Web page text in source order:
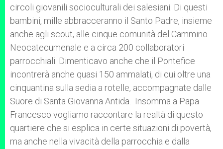
circoli giovanili socioculturali dei salesiani. Di questi
bambini, mille abbracceranno il Santo Padre, insieme
anche agli scout, alle cinque comunità del Cammino
Neocatecumenale e a circa 200 collaboratori
parrocchiali. Dimenticavo anche che il Pontefice
incontrerà anche quasi 150 ammalati, di cui oltre una
cinquantina sulla sedia a rotelle, accompagnate dalle
Suore di Santa Giovanna Antida. Insomma a Papa
Francesco vogliamo raccontare la realtà di questo
quartiere che si esplica in certe situazioni di povertà,
ma anche nella vivacità della parrocchia e dalla